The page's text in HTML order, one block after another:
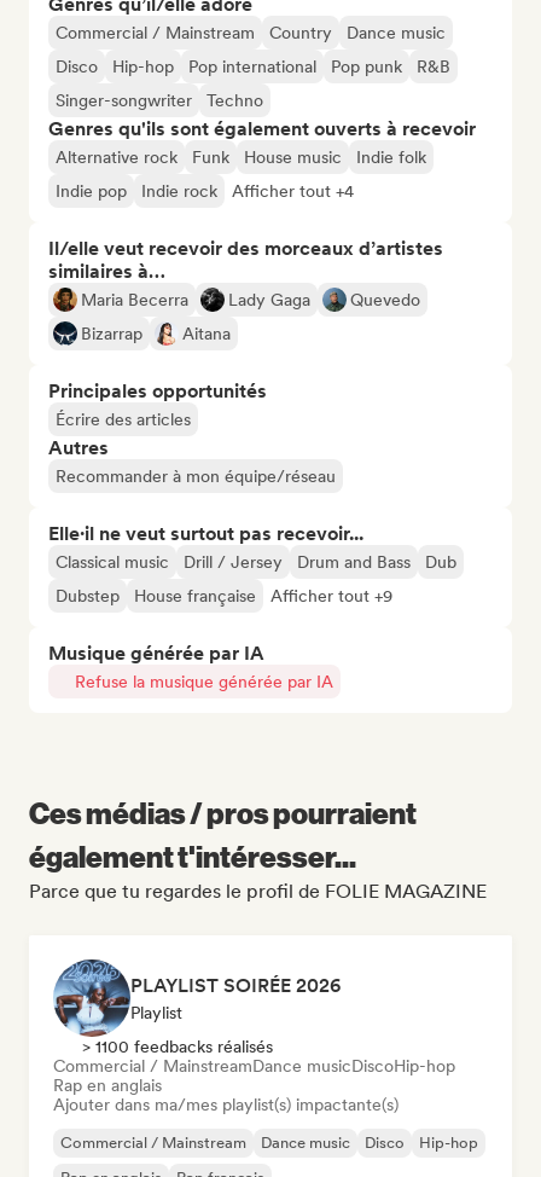
Commercial / Mainstream Country
Dance music
Disco
Hip-hop Pop international Pop punk
R&B
Singer-songwriter
Techno
Genres qu'ils sont également ouverts à recevoir
Alternative rock Funk House music
Indie folk
Indie pop
Indie rock Afficher tout +4
Il/elle veut recevoir des morceaux d’artistes
similaires à…
Maria Becerra Lady Gaga
Quevedo
Bizarrap
Aitana
Principales opportunités
Écrire des articles
Autres
Recommander à mon équipe/réseau
Elle·il ne veut surtout pas recevoir...
Classical music Drill / Jersey Drum and Bass
Dub
Dubstep
House française Afficher tout +9
Musique générée par IA
Refuse la musique générée par IA
Ces médias / pros pourraient
également t'intéresser...
Parce que tu regardes le profil de FOLIE MAGAZINE
PLAYLIST SOIRÉE 2026
Playlist
> 1100 feedbacks réalisés
Commercial / MainstreamDance musicDiscoHip-hop
Rap en anglais
Ajouter dans ma/mes playlist(s) impactante(s)
Commercial / Mainstream Dance music Disco
Hip-hop